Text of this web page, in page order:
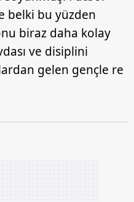
belki bu yüzden
biraz daha kolay
ve disiplini
gelen gençle re